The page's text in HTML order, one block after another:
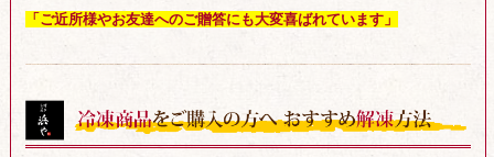
「ご近所様やお友達へのご贈答にも大変喜ばれています」